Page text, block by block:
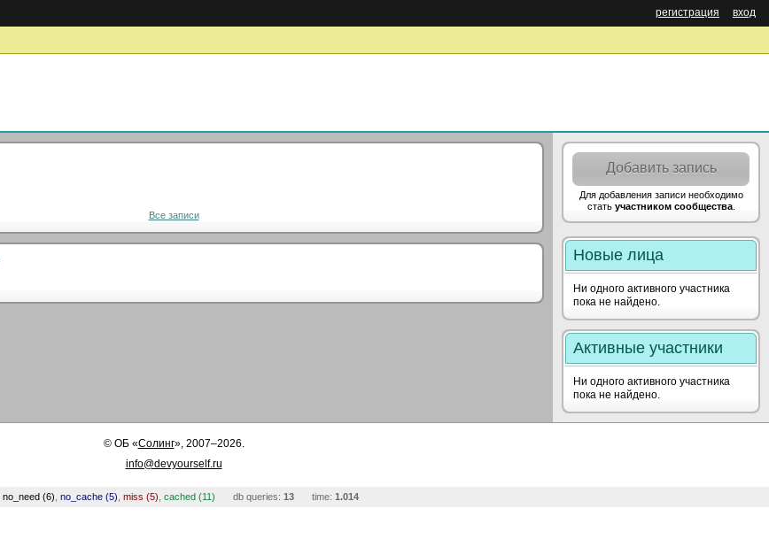
вход
регистрация
Все записи
Добавить запись
Для добавления записи необходимо
стать участником сообщества.
Новые лица
Ни одного активного участника
пока не найдено.
Активные участники
Ни одного активного участника
пока не найдено.
©ОБ «Солинг», 2007–2026.
info@devyourself.ru
no_need (6) no_cache (5) miss (5) cached (11) db queries: 13 time: 1.014